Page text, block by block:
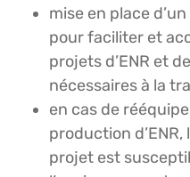
mise en place
pour faciliter et
projets d’ENR et
nécessaires à la
en cas de
production
projet est